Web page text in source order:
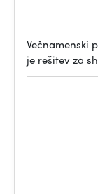
Večnamenski
je rešitev za